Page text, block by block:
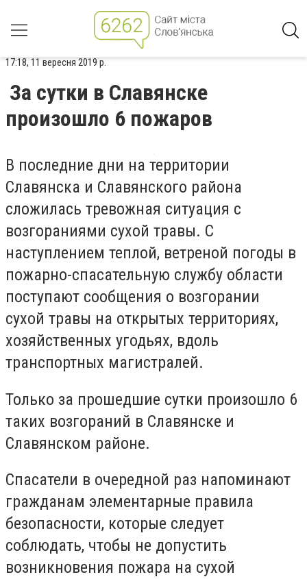
17:18, 11 вересня 2019 р.
За сутки в Славянске
произошло 6 пожаров
В последние дни на территории
Славянска и Славянского района
сложилась тревожная ситуация с
возгораниями сухой травы. С
наступлением теплой, ветреной погоды в
пожарно-спасательную службу области
поступают сообщения о возгорании
сухой травы на открытых территориях,
хозяйственных угодьях, вдоль
транспортных магистралей.
Только за прошедшие сутки произошло 6
таких возгораний в Славянске и
Славянском районе.
Спасатели в очередной раз напоминают
гражданам элементарные правила
безопасности, которые следует
соблюдать, чтобы не допустить
возникновения пожара на сухой